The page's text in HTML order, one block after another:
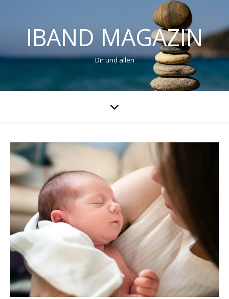
IBAND MAGAZIN
Dir und allen